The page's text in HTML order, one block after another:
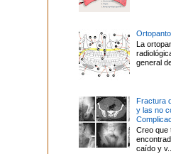
La
general
Fractura
y las no
Creo que
caído y